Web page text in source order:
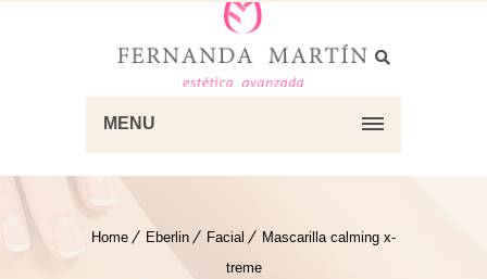
MENU
Home Eberlin Facial
Mascarilla calming x-
treme